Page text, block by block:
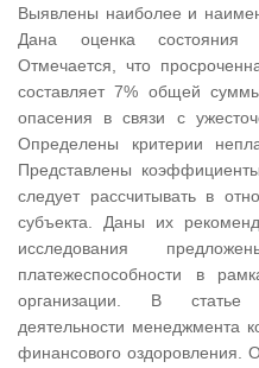
Выявлены наиболее и
Дана оценка состояния
Отмечается, что
составляет 7% общей
опасения в связи с
Определены критерии
Представлены
следует рассчитывать в
субъекта. Даны их
исследования
платежеспособности в
организации. В статье
деятельности менеджмента
финансового оздоровления.